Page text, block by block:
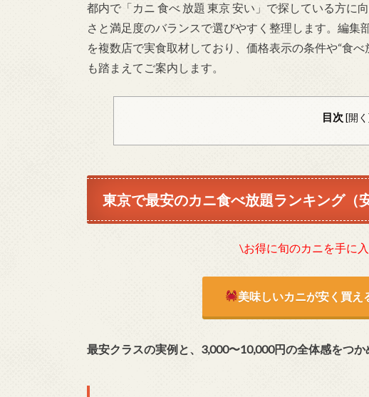
都内で「カニ 食べ 放題 東京 安い」で探している方に
さと満足度のバランスで選びやすく整理します。編集
を複数店で実食取材しており、価格表示の条件や“食
も踏まえてご案内します。
目次 [開く
東京で最安のカニ食べ放題ランキング（
\お得に旬のカニを手に
美味しいカニが安く買え
最安クラスの実例と、3,000〜10,000円の全体感をつか